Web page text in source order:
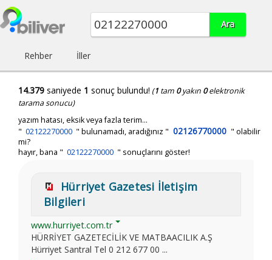
Rehber İller
14.379 saniyede 1 sonuç bulundu! (1 tam 0yakın 0elektronik
tarama sonucu)
yazım hatası, eksik veya fazla terim...
" 02122270000 " bulunamadı, aradığınız " 02126770000 " olabilir
mi?
hayır, bana " 02122270000 " sonuçlarını göster!
Hürriyet Gazetesi İletişim
Bilgileri
www.hurriyet.com.tr
HÜRRİYET GAZETECİLİK VE MATBAACILIK A.Ş
Hürriyet Santral Tel 0 212 677 00 ...